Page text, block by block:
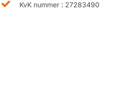
KvK nummer : 27283490